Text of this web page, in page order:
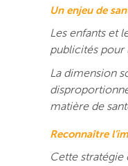
Un enjeu de
Les enfants et
publicités pour
La dimension
matière de
Reconnaître
Cette stratégie